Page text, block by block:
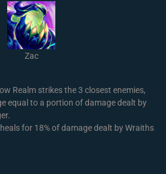
Zac
Realm strikes the 3 closest enemies,
equal to a portion of damage dealt by
for 18% of damage dealt by Wraiths